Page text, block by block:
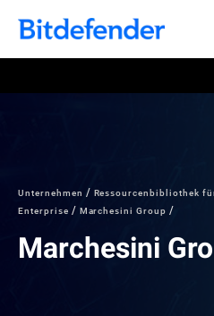
Unternehmen
Ressourcenbibliothek
Enterprise
Marchesini Group
Marchesini